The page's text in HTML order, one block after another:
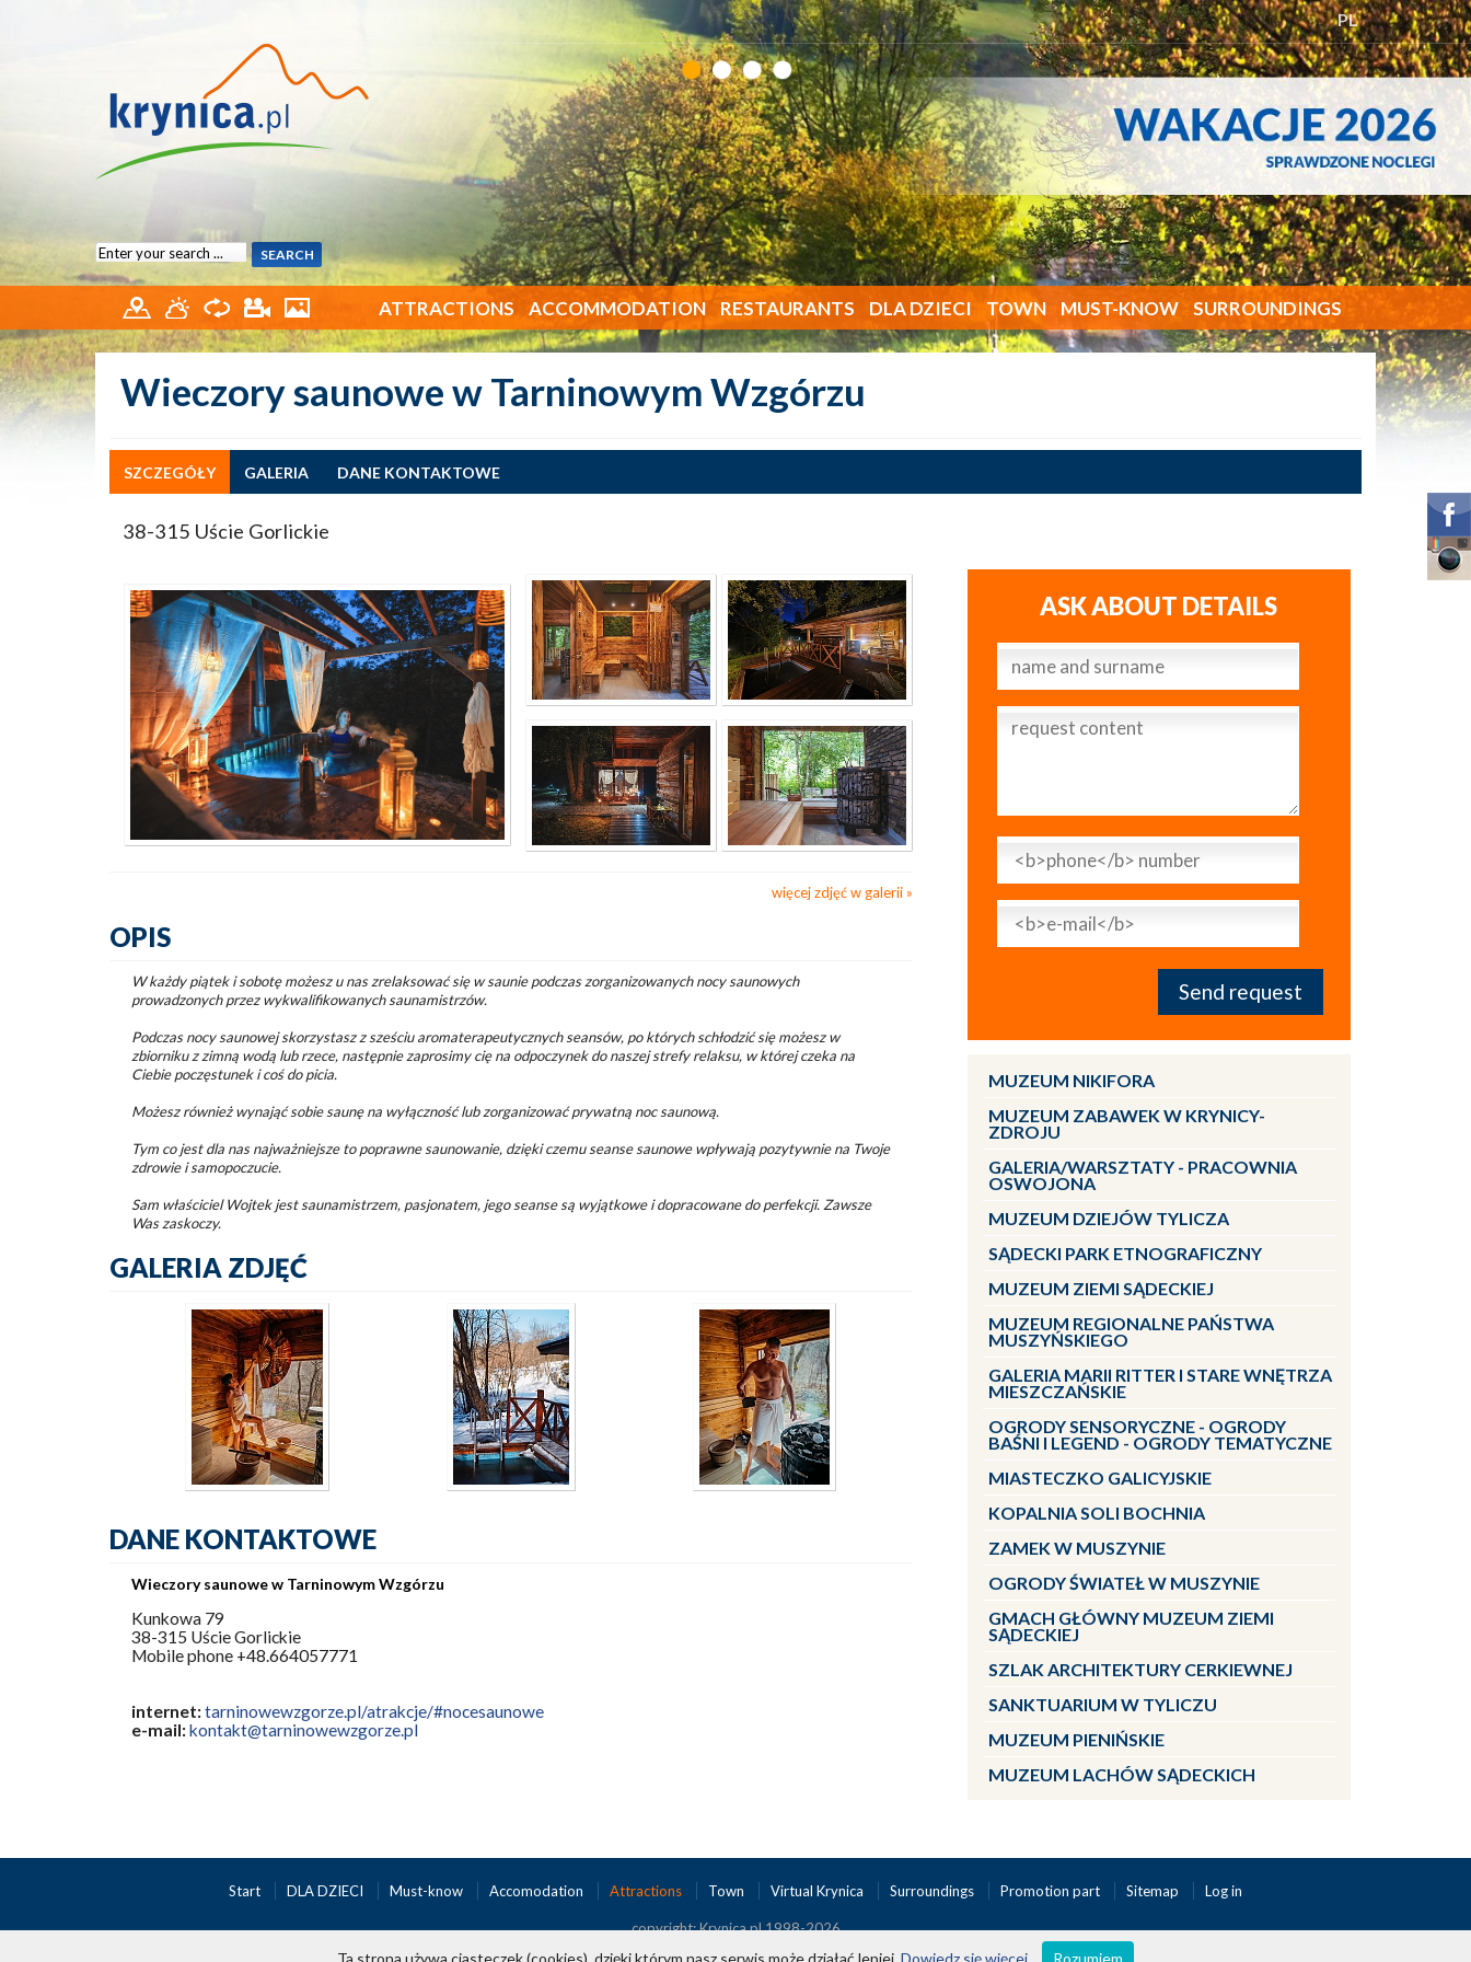
PL
ATTRACTIONS ACCOMMODATION RESTAURANTS DLA DZIECI TOWN MUST-KNOW SURROUNDINGS
Wieczory saunowe w Tarninowym Wzgórzu
SZCZEGÓŁY GALERIA DANE KONTAKTOWE
38-315 Uście Gorlickie
więcej zdjęć w galerii
OPIS
W każdy piątek i sobotę możesz u nas zrelaksować się w saunie podczas zorganizowanych nocy saunowych
prowadzonych przez wykwalifikowanych saunamistrzów.
Podczas nocy saunowej skorzystasz z sześciu aromaterapeutycznych seansów, po których schłodzić się możesz w
zbiorniku z zimną wodą lub rzece, następnie zaprosimy cię na odpoczynek do naszej strefy relaksu, w której czeka na
Ciebie poczęstunek i coś do picia.
Możesz również wynająć sobie saunę na wyłączność lub zorganizować prywatną noc saunową.
Tym co jest dla nas najważniejsze to poprawne saunowanie, dzięki czemu seanse saunowe wpływają pozytywnie na Twoje
zdrowie i samopoczucie.
Sam właściciel Wojtek jest saunamistrzem, pasjonatem, jego seanse są wyjątkowe i dopracowane do perfekcji. Zawsze
Was zaskoczy.
GALERIA ZDJĘĆ
DANE KONTAKTOWE
Wieczory saunowe w Tarninowym Wzgórzu
Kunkowa 79
38-315 Uście Gorlickie
Mobile phone +48.664057771
internet:tarninowewzgorze.pl/atrakcje/#nocesaunowe
e-mail:kontakt@tarninowewzgorze.pl
ASK ABOUT DETAILS
MUZEUM NIKIFORA
MUZEUM ZABAWEK W KRYNICY-
ZDROJU
GALERIA/WARSZTATY - PRACOWNIA
OSWOJONA
MUZEUM DZIEJÓW TYLICZA
SĄDECKI PARK ETNOGRAFICZNY
MUZEUM ZIEMI SĄDECKIEJ
MUZEUM REGIONALNE PAŃSTWA
MUSZYŃSKIEGO
GALERIA MARII RITTER I STARE WNĘTRZA
MIESZCZAŃSKIE
OGRODY SENSORYCZNE - OGRODY
BAŚNI I LEGEND - OGRODY TEMATYCZNE
MIASTECZKO GALICYJSKIE
KOPALNIA SOLI BOCHNIA
ZAMEK W MUSZYNIE
OGRODY ŚWIATEŁ W MUSZYNIE
GMACH GŁÓWNY MUZEUM ZIEMI
SĄDECKIEJ
SZLAK ARCHITEKTURY CERKIEWNEJ
SANKTUARIUM W TYLICZU
MUZEUM PIENIŃSKIE
MUZEUM LACHÓW SĄDECKICH
Start DLA DZIECI Must-know Accomodation Attractions Town Virtual Krynica Surroundings Promotion part Sitemap Log in
copyright; Krynica.pl 1998-2026
Ta strona używa ciasteczek (cookies), dzięki którym nasz serwis może działać lepiej. Dowiedz się więcej Rozumiem